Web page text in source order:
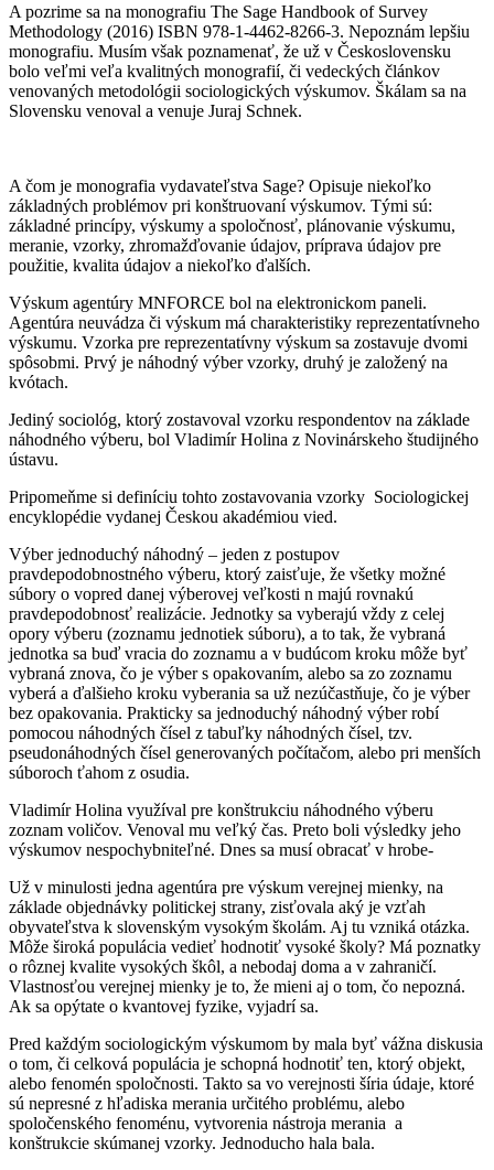
A pozrime sa na monografiu The Sage Handbook of Survey
Methodology (2016) ISBN 978-1-4462-8266-3. Nepoznám lepšiu
monografiu. Musím však poznamenať, že už v Československu
bolo veľmi veľa kvalitných monografií, či vedeckých článkov
venovaných metodológii sociologických výskumov. Škálam sa na
Slovensku venoval a venuje Juraj Schnek.
A čom je monografia vydavateľstva Sage? Opisuje niekoľko
základných problémov pri konštruovaní výskumov. Tými sú:
základné princípy, výskumy a spoločnosť, plánovanie výskumu,
meranie, vzorky, zhromažďovanie údajov, príprava údajov pre
použitie, kvalita údajov a niekoľko ďalších.
Výskum agentúry MNFORCE bol na elektronickom paneli.
Agentúra neuvádza či výskum má charakteristiky reprezentatívneho
výskumu. Vzorka pre reprezentatívny výskum sa zostavuje dvomi
spôsobmi. Prvý je náhodný výber vzorky, druhý je založený na
kvótach.
Jediný sociológ, ktorý zostavoval vzorku respondentov na základe
náhodného výberu, bol Vladimír Holina z Novinárskeho študijného
ústavu.
Pripomeňme si definíciu tohto zostavovania vzorky Sociologickej
encyklopédie vydanej Českou akadémiou vied.
Výber jednoduchý náhodný – jeden z postupov
pravdepodobnostného výberu, ktorý zaisťuje, že všetky možné
súbory o vopred danej výberovej veľkosti n majú rovnakú
pravdepodobnosť realizácie. Jednotky sa vyberajú vždy z celej
opory výberu (zoznamu jednotiek súboru), a to tak, že vybraná
jednotka sa buď vracia do zoznamu a v budúcom kroku môže byť
vybraná znova, čo je výber s opakovaním, alebo sa zo zoznamu
vyberá a ďalšieho kroku vyberania sa už nezúčastňuje, čo je výber
bez opakovania. Prakticky sa jednoduchý náhodný výber robí
pomocou náhodných čísel z tabuľky náhodných čísel, tzv.
pseudonáhodných čísel generovaných počítačom, alebo pri menších
súboroch ťahom z osudia.
Vladimír Holina využíval pre konštrukciu náhodného výberu
zoznam voličov. Venoval mu veľký čas. Preto boli výsledky jeho
výskumov nespochybniteľné. Dnes sa musí obracať v hrobe-
Už v minulosti jedna agentúra pre výskum verejnej mienky, na
základe objednávky politickej strany, zisťovala aký je vzťah
obyvateľstva k slovenským vysokým školám. Aj tu vzniká otázka.
Môže široká populácia vedieť hodnotiť vysoké školy? Má poznatky
o rôznej kvalite vysokých škôl, a nebodaj doma a v zahraničí.
Vlastnosťou verejnej mienky je to, že mieni aj o tom, čo nepozná.
Ak sa opýtate o kvantovej fyzike, vyjadrí sa.
Pred každým sociologickým výskumom by mala byť vážna diskusia
o tom, či celková populácia je schopná hodnotiť ten, ktorý objekt,
alebo fenomén spoločnosti. Takto sa vo verejnosti šíria údaje, ktoré
sú nepresné z hľadiska merania určitého problému, alebo
spoločenského fenoménu, vytvorenia nástroja merania a
konštrukcie skúmanej vzorky. Jednoducho hala bala.